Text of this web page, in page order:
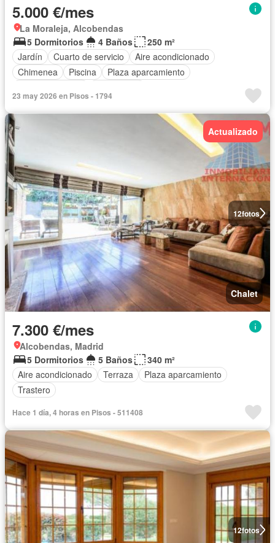
5.000 €/mes
La Moraleja, Alcobendas
5 Dormitorios
4 Baños
250 m²
Jardín
Cuarto de servicio
Aire acondicionado
Chimenea
Piscina
Plaza aparcamiento
23 may 2026 en Pisos - 1794
12fotos
Actualizado
Chalet
7.300 €/mes
Alcobendas, Madrid
5 Dormitorios
5 Baños
340 m²
Aire acondicionado
Terraza
Plaza aparcamiento
Trastero
Hace 1 día, 4 horas en Pisos - 511408
12fotos